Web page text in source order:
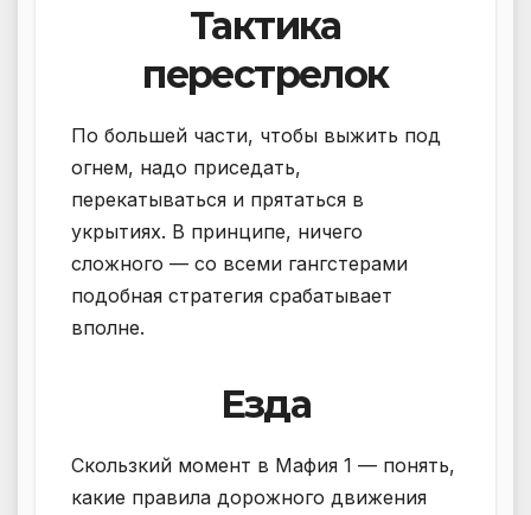
Тактика
перестрелок
По большей части, чтобы выжить под
огнем, надо приседать,
перекатываться и прятаться в
укрытиях. В принципе, ничего
сложного — со всеми гангстерами
подобная стратегия срабатывает
вполне.
Езда
Скользкий момент в Мафия 1 — понять,
какие правила дорожного движения